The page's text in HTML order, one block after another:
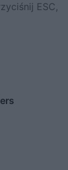
ESC,